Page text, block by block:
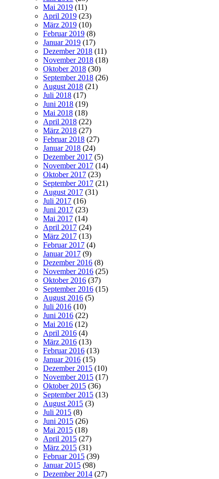
Mai 2019 (11)
April 2019 (23)
März 2019 (10)
Februar 2019 (8)
Januar 2019 (17)
Dezember 2018 (11)
November 2018 (18)
Oktober 2018 (30)
September 2018 (26)
August 2018 (21)
Juli 2018 (17)
Juni 2018 (19)
Mai 2018 (18)
April 2018 (22)
März 2018 (27)
Februar 2018 (27)
Januar 2018 (24)
Dezember 2017 (5)
November 2017 (14)
Oktober 2017 (23)
September 2017 (21)
August 2017 (31)
Juli 2017 (16)
Juni 2017 (23)
Mai 2017 (14)
April 2017 (24)
März 2017 (13)
Februar 2017 (4)
Januar 2017 (9)
Dezember 2016 (8)
November 2016 (25)
Oktober 2016 (37)
September 2016 (15)
August 2016 (5)
Juli 2016 (10)
Juni 2016 (22)
Mai 2016 (12)
April 2016 (4)
März 2016 (13)
Februar 2016 (13)
Januar 2016 (15)
Dezember 2015 (10)
November 2015 (17)
Oktober 2015 (36)
September 2015 (13)
August 2015 (3)
Juli 2015 (8)
Juni 2015 (26)
Mai 2015 (18)
April 2015 (27)
März 2015 (31)
Februar 2015 (39)
Januar 2015 (98)
Dezember 2014 (27)